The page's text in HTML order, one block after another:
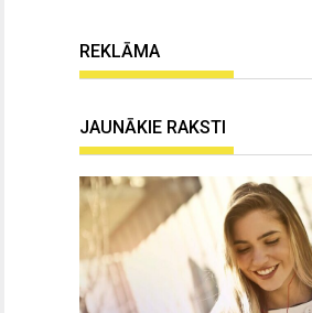
REKLĀMA
JAUNĀKIE RAKSTI